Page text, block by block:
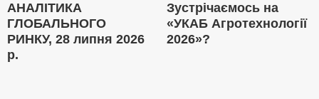
АНАЛІТИКА
ГЛОБАЛЬНОГО
РИНКУ, 28 липня 2026
р.
Зустрічаємось на
«УКАБ Агротехнології
2026»?